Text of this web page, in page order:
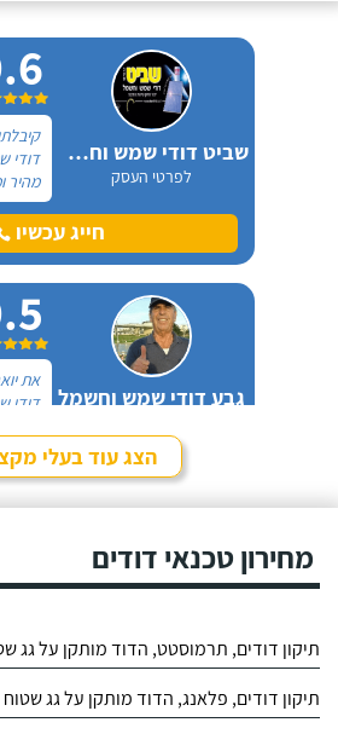
שביט דודי שמש וחשמל בע"מ
לפרטי העסק
דודי
מהיר
אותם
לי
חייג עכשיו
גבע דודי שמש וחשמל
את
דודי
כל
דרך
חייג עכשיו
כרומגן דודי שמש
לפרטי העסק
סחר"
הלב!
חייג עכשיו
הצג עוד בעלי
מחירון טכנאי דודים
תיקון דודים, תרמוסטט, הדוד מותקן על גג
תיקון דודים, פלאנג, הדוד מותקן על גג שטוח